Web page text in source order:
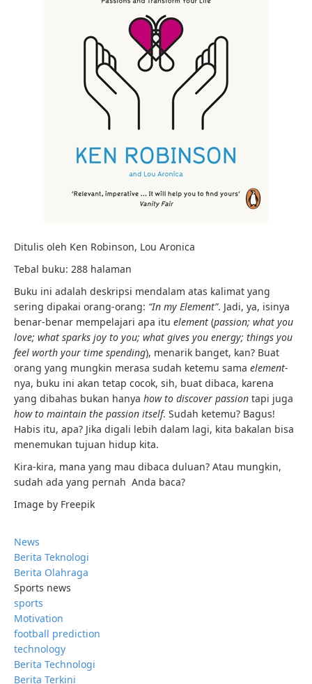
Ditulis oleh Ken Robinson, Lou Aronica
Tebal buku: 288 halaman
Buku ini adalah deskripsi mendalam atas kalimat yang
sering dipakai orang-orang: “In my Element”. Jadi, ya, isinya
benar-benar mempelajari apa itu element (passion; what you
love; what sparks joy to you; what gives you energy; things you
feel worth your time spending), menarik banget, kan? Buat
orang yang mungkin merasa sudah ketemu sama element-
nya, buku ini akan tetap cocok, sih, buat dibaca, karena
yang dibahas bukan hanya how to discover passion tapi juga
how to maintain the passion itself. Sudah ketemu? Bagus!
Habis itu, apa? Jika digali lebih dalam lagi, kita bakalan bisa
menemukan tujuan hidup kita.
Kira-kira, mana yang mau dibaca duluan? Atau mungkin,
sudah ada yang pernah Anda baca?
Image by Freepik
News
Berita Teknologi
Berita Olahraga
Sports news
sports
Motivation
football prediction
technology
Berita Technologi
Berita Terkini